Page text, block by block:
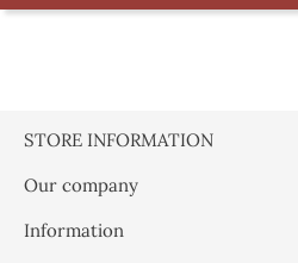
STORE INFORMATION
Our company
Information